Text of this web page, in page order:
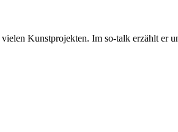
Kunstprojekten. Im so-talk erzählt er